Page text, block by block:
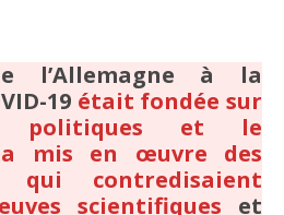
l’Allemagne à la
19 était fondée sur
politiques et le
a mis en œuvre des
qui contredisaient
scientifiques et